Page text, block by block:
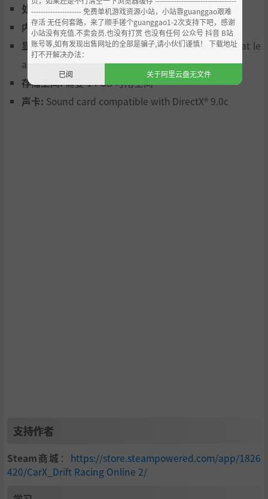
Controllers
We support
most of steering wheels, gear shifters, gam
epads, and other common controllers, available on the
ne yet.
处理器:Intel® Core™ i5-8400 or AMD Ryzen 5 1600
内存:16 GB RAM
显卡:Nvidia GTX 1060 / Radeon RX 580 or similar at le
ast 6 GB
存储空间:需要 14 GB 可用空间
声卡: Sound card compatible with DirectX® 9.0с
支持作者
Steam商城 ： https://store.steampowered.com/app/1826
420/CarX_Drift Racing Online 2/
--------------------- 免费单机游戏资源小站，小站靠guanggao艰难
存活 无任何套路，来了顺手搓个guanggao1-2次支持下吧，感谢
小站没有充值.不卖会员.也没有打赏 也没有任何 公众号 抖音 B站
账号等,如有发现出售网址的全部是骗子,请小伙们谨慎！ 下载地址
打不开解决办法：
已阅
关于阿里云盘无文件